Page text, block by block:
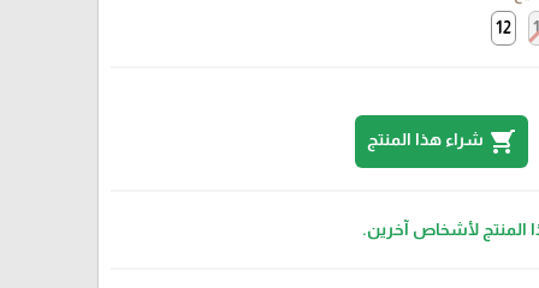
12
shopping_cart شراء هذا المنتج
المنتج لأشخاص آخرين.